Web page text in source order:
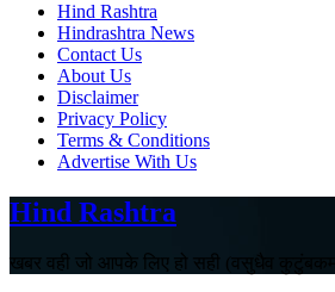
Hind Rashtra
Hindrashtra News
Contact Us
About Us
Disclaimer
Privacy Policy
Terms & Conditions
Advertise With Us
Hind Rashtra
खबर वही जो आपके लिए हो सही (वसुधैव कुटुंबकम)